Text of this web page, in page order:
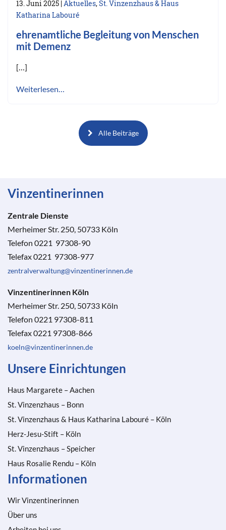
13. Juni 2025 | Aktuelles,St. Vinzenzhaus & Haus
Katharina Labouré
ehrenamtliche Begleitung von Menschen
mit Demenz
[…]
Weiterlesen…
Alle Beiträge
Vinzentinerinnen
Zentrale Dienste
Merheimer Str. 250, 50733 Köln
Telefon 0221 97308-90
Telefax 0221 97308-977
zentralverwaltung@vinzentinerinnen.de
Vinzentinerinnen Köln
Merheimer Str. 250, 50733 Köln
Telefon 0221 97308-811
Telefax 0221 97308-866
koeln@vinzentinerinnen.de
Unsere Einrichtungen
Haus Margarete – Aachen
St. Vinzenzhaus – Bonn
St. Vinzenzhaus & Haus Katharina Labouré – Köln
Herz-Jesu-Stift – Köln
St. Vinzenzhaus – Speicher
Haus Rosalie Rendu – Köln
Informationen
Wir Vinzentinerinnen
Über uns